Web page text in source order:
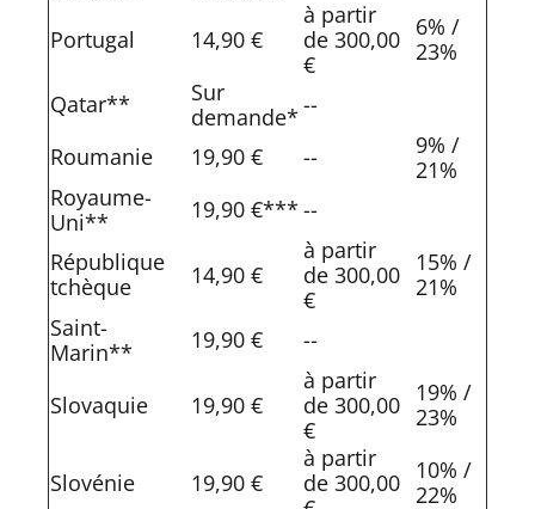
Portugal 14,90 €
à partir
de 300,00
€
6% /
23%
Qatar**
Sur
demande* --
Roumanie
19,90 € --
9% /
21%
Royaume-
Uni**
19,90 €*** --
République
tchèque
14,90 €
à partir
de 300,00
€
15% /
21%
Saint-
Marin**
19,90 € --
Slovaquie 19,90 €
à partir
de 300,00
€
19% /
23%
Slovénie 19,90 €
à partir
de 300,00
10% /
22%